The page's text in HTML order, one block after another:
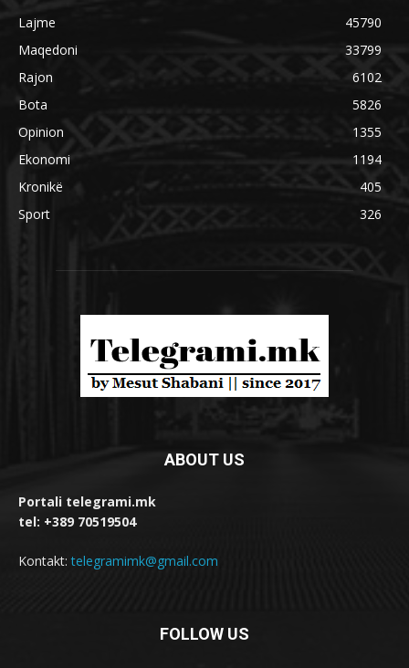
Lajme
45790
Maqedoni
33799
Rajon
6102
Bota
5826
Opinion
1355
Ekonomi
1194
Kronikë
405
Sport
326
ABOUT US
Portali telegrami.mk
tel: +389 70519504
Kontakt:telegramimk@gmail.com
FOLLOW US